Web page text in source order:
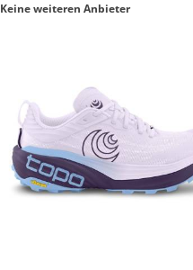
Keine weiteren Anbieter